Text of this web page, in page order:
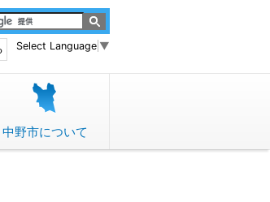
Select Language ▼
中野市について